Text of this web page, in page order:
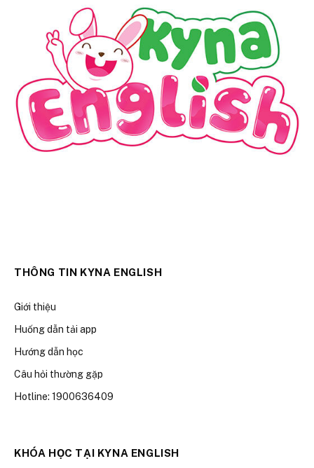
THÔNG TIN KYNA ENGLISH
Giới thiệu
Huống dẫn tải app
Hướng dẫn học
Câu hỏi thường gặp
Hotline: 1900636409
KHÓA HỌC TẠI KYNA ENGLISH